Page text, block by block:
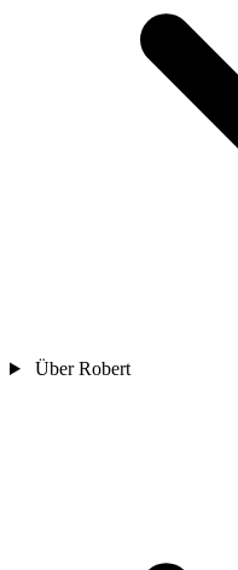
Über Robert